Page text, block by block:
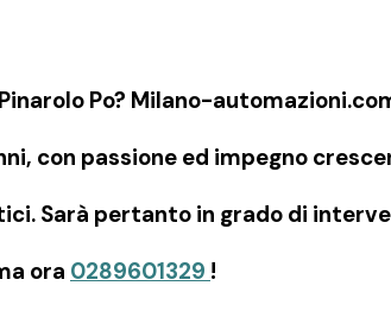
Po? Milano-
con passione ed impegno
Sarà pertanto in grado di
ora 0289601329 !